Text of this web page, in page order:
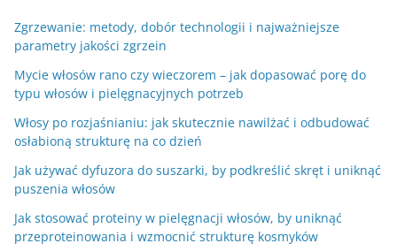
Zgrzewanie: metody, dobór technologii i najważniejsze
parametry jakości zgrzein
Mycie włosów rano czy wieczorem – jak dopasować porę do
typu włosów i pielęgnacyjnych potrzeb
Włosy po rozjaśnianiu: jak skutecznie nawilżać i odbudować
osłabioną strukturę na co dzień
Jak używać dyfuzora do suszarki, by podkreślić skręt i uniknąć
puszenia włosów
Jak stosować proteiny w pielęgnacji włosów, by uniknąć
przeproteinowania i wzmocnić strukturę kosmyków